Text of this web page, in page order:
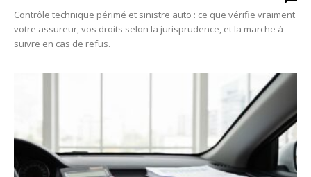
Contrôle technique périmé et sinistre auto : ce que vérifie vraiment
votre assureur, vos droits selon la jurisprudence, et la marche à
suivre en cas de refus.